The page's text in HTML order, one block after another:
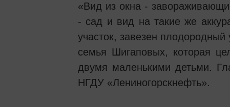
«Вид из окна -
- сад и вид на такие же
участок, завезен
семья Шигаповых, которая
двумя маленькими детьми.
НГДУ «Лениногорскнефть».